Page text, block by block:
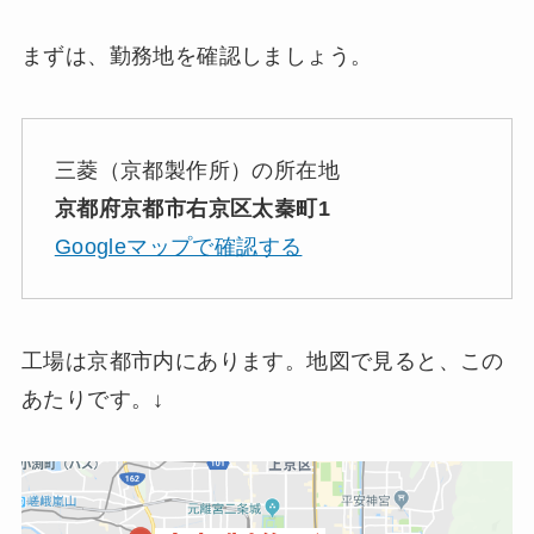
まずは、勤務地を確認しましょう。
三菱（京都製作所）の所在地
京都府京都市右京区太秦町1
Googleマップで確認する
工場は京都市内にあります。地図で見ると、この
あたりです。↓